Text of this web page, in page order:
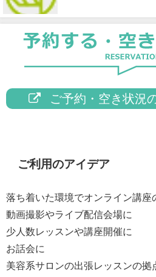
ご予約・空き状況
ご利用のアイデア
落ち着いた環境でオンライン講座
動画撮影やライブ配信会場に
少人数レッスンや講座開催に
お話会に
美容系サロンの出張レッスンの拠